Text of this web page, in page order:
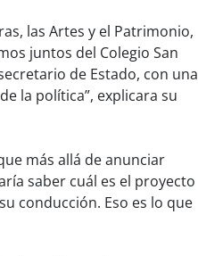
las Artes y el Patrimonio,
juntos del Colegio San
de Estado, con una
la política”, explicara su
más allá de anunciar
saber cuál es el proyecto
conducción. Eso es lo que